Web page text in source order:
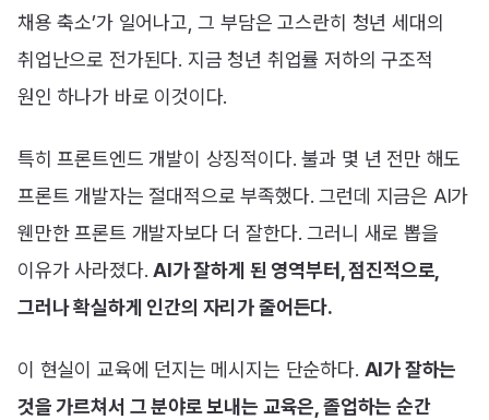
채용 축소’가 일어나고, 그 부담은 고스란히 청년 세대의
취업난으로 전가된다. 지금 청년 취업률 저하의 구조적
원인 하나가 바로 이것이다.
특히 프론트엔드 개발이 상징적이다. 불과 몇 년 전만 해도
프론트 개발자는 절대적으로 부족했다. 그런데 지금은 AI가
웬만한 프론트 개발자보다 더 잘한다. 그러니 새로 뽑을
이유가 사라졌다.AI가 잘하게 된 영역부터, 점진적으로,
그러나 확실하게 인간의 자리가 줄어든다.
이 현실이 교육에 던지는 메시지는 단순하다. AI가 잘하는
것을 가르쳐서 그 분야로 보내는 교육은, 졸업하는 순간